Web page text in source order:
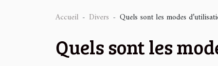
Accueil Divers Quels sont les modes
Quels sont les